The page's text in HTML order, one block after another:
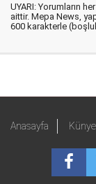
UYARI: Yorumların
aittir. Mepa News,
600 karakterle
Anasayfa Künye